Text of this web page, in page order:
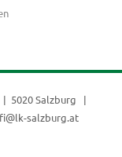
5020 Salzburg
salzburg.at